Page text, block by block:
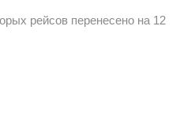
рейсов перенесено на 12